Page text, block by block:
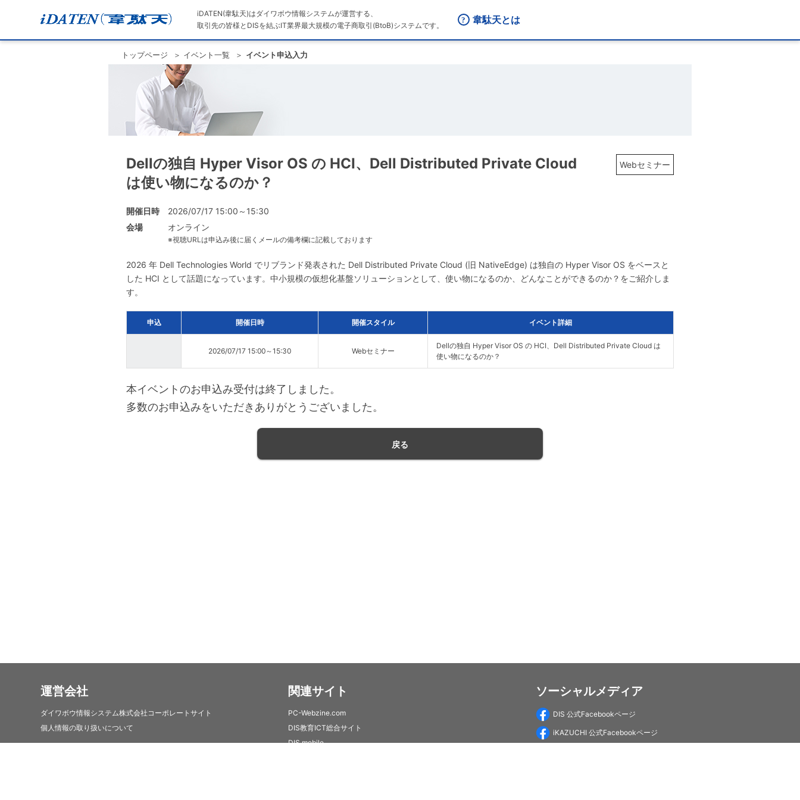
iDATEN(韋駄天)はダイワボウ情報システムが運営する、
取引先の皆様とDISを結ぶIT業界最大規模の電子商取引(BtoB)システムです。
韋駄天とは
トップページ イベント一覧 イベント申込入力
Webセミナー
Dellの独自 Hyper Visor OS の HCI、Dell Distributed Private Cloud
は使い物になるのか？
開催日時
2026/07/17 15:00～15:30
会場
オンライン
※視聴URLは申込み後に届くメールの備考欄に記載しております
2026 年 Dell Technologies World でリブランド発表された Dell Distributed Private Cloud (旧 NativeEdge) は独自の Hyper Visor OS をベースと
した HCI として話題になっています。中小規模の仮想化基盤ソリューションとして、使い物になるのか、どんなことができるのか？をご紹介しま
す。
申込 開催日時 開催スタイル イベント詳細
2026/07/17 15:00～15:30 Webセミナー
Dellの独自 Hyper Visor OS の HCI、Dell Distributed Private Cloud は
使い物になるのか？
本イベントのお申込み受付は終了しました。
多数のお申込みをいただきありがとうございました。
戻る
運営会社
ダイワボウ情報システム株式会社コーポレートサイト
個人情報の取り扱いについて
関連サイト
PC-Webzine.com
DIS教育ICT総合サイト
DIS mobile
ソーシャルメディア
DIS 公式Facebookページ
iKAZUCHI 公式Facebookページ